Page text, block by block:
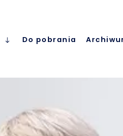
Do pobrania